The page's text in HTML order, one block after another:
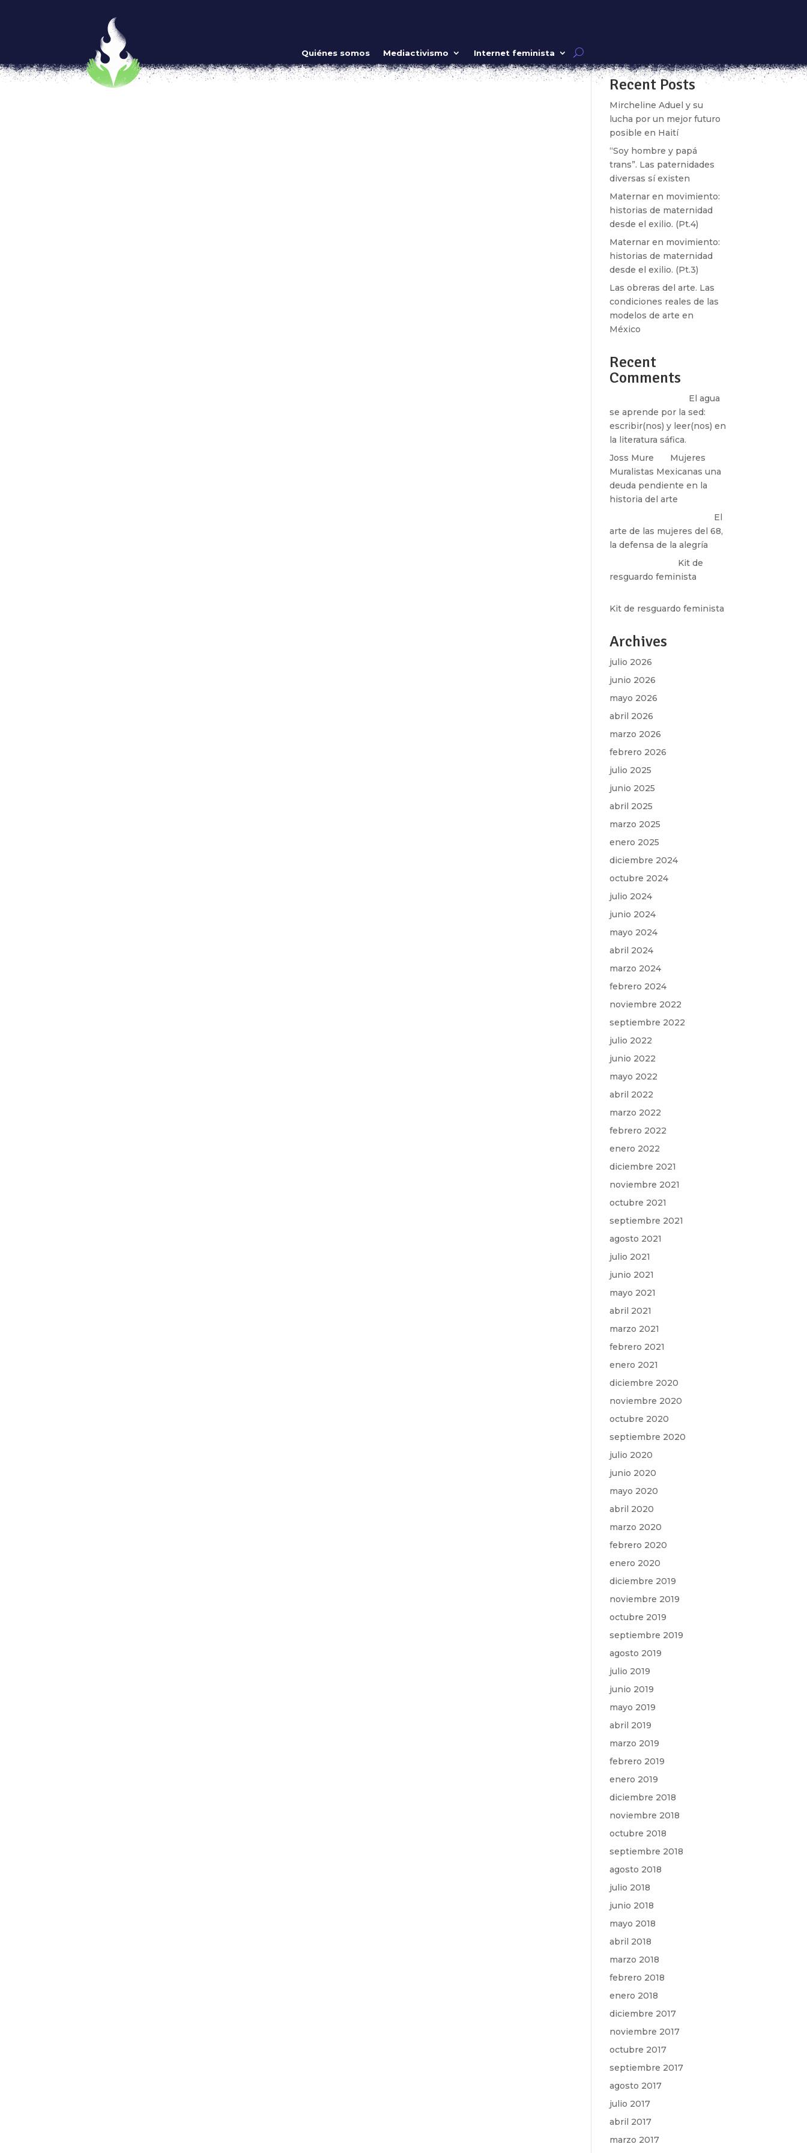
Quiénes somos Mediactivismo Internet feminista
Crear juntas una agenda feminista
por Itzel Plascencia|Jun 15, 2021|Mujeres guerreras
[vc_row type=»in_container» full_screen_row_position=»middle» scene_position=»center» text_color=»dark»
Recent Posts
Mircheline Aduel y su
lucha por un mejor futuro
posible en Haití
“Soy hombre y papá
trans”. Las paternidades
diversas sí existen
Maternar en movimiento:
historias de maternidad
desde el exilio. (Pt.4)
Maternar en movimiento:
historias de maternidad
desde el exilio. (Pt.3)
Las obreras del arte. Las
condiciones reales de las
modelos de arte en
México
Recent
Comments
El agua
se aprende por la sed:
escribir(nos) y leer(nos) en
la literatura sáfica.
Joss Mure
Mujeres
Muralistas Mexicanas una
deuda pendiente en la
historia del arte
El
arte de las mujeres del 68,
la defensa de la alegría
Kit de
resguardo feminista
Kit de resguardo feminista
Archives
julio 2026
junio 2026
mayo 2026
abril 2026
marzo 2026
febrero 2026
julio 2025
junio 2025
abril 2025
marzo 2025
enero 2025
diciembre 2024
octubre 2024
julio 2024
junio 2024
mayo 2024
abril 2024
marzo 2024
febrero 2024
noviembre 2022
septiembre 2022
julio 2022
junio 2022
mayo 2022
abril 2022
marzo 2022
febrero 2022
enero 2022
diciembre 2021
noviembre 2021
octubre 2021
septiembre 2021
agosto 2021
julio 2021
junio 2021
mayo 2021
abril 2021
marzo 2021
febrero 2021
enero 2021
diciembre 2020
noviembre 2020
octubre 2020
septiembre 2020
julio 2020
junio 2020
mayo 2020
abril 2020
marzo 2020
febrero 2020
enero 2020
diciembre 2019
noviembre 2019
octubre 2019
septiembre 2019
agosto 2019
julio 2019
junio 2019
mayo 2019
abril 2019
marzo 2019
febrero 2019
enero 2019
diciembre 2018
noviembre 2018
octubre 2018
septiembre 2018
agosto 2018
julio 2018
junio 2018
mayo 2018
abril 2018
marzo 2018
febrero 2018
enero 2018
diciembre 2017
noviembre 2017
octubre 2017
septiembre 2017
agosto 2017
julio 2017
abril 2017
marzo 2017